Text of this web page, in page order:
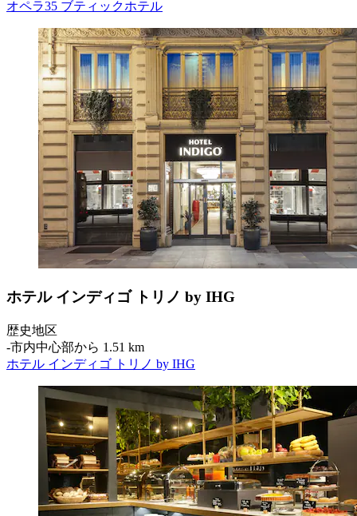
オペラ35 ブティックホテル
ホテル インディゴ トリノ by IHG
歴史地区
‐市内中心部から 1.51 km
ホテル インディゴ トリノ by IHG